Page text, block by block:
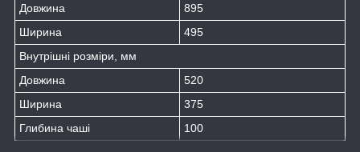
Довжина
895
Ширина
495
Внутрішні розміри, мм
Довжина
520
Ширина
375
Глибина чаші
100